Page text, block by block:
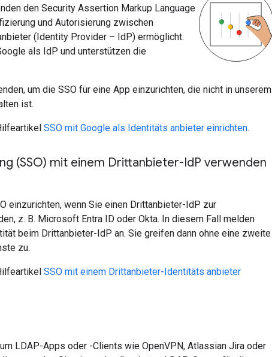
den Security Assertion Markup Language
und Autorisierung zwischen
(Identity Provider – IdP) ermöglicht.
als IdP und unterstützen die
um die SSO für eine App einzurichten, die nicht in unserem
ist.
SSO mit Google als Identitäts anbieter einrichten.
(SSO) mit einem Drittanbieter-IdP verwenden
einzurichten, wenn Sie einen Drittanbieter-IdP zur
z. B. Microsoft Entra ID oder Okta. In diesem Fall melden
beim Drittanbieter-IdP an. Sie greifen dann ohne eine zweite
zu.
SSO mit einem Drittanbieter-Identitäts anbieter
LDAP-Apps oder -Clients wie OpenVPN, Atlassian Jira oder